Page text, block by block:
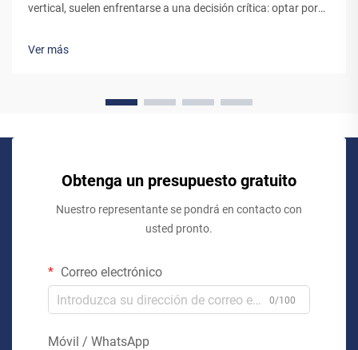
vertical, suelen enfrentarse a una decisión crítica: optar por
Ver más
Obtenga un presupuesto gratuito
Nuestro representante se pondrá en contacto con
usted pronto.
Correo electrónico
0/100
Móvil / WhatsApp